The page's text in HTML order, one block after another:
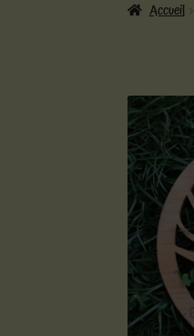
Accueil